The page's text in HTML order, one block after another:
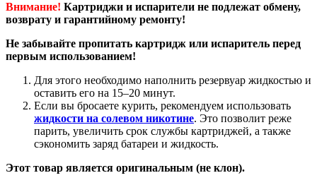
Внимание! Картриджи и испарители не подлежат обмену,
возврату и гарантийному ремонту!
Не забывайте пропитать картридж или испаритель перед
первым использованием!
Для этого необходимо наполнить резервуар жидкостью и
оставить его на 15–20 минут.
Если вы бросаете курить, рекомендуем использовать
жидкости на солевом никотине. Это позволит реже
парить, увеличить срок службы картриджей, а также
сэкономить заряд батареи и жидкость.
Этот товар является оригинальным (не клон).